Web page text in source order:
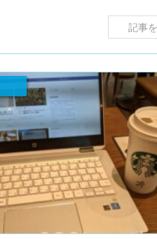
記事